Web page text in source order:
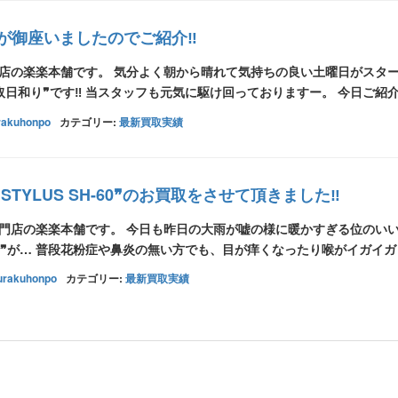
御座いましたのでご紹介‼
の楽楽本舗です。 気分よく朝から晴れて気持ちの良い土曜日がスタ
和り❞です‼ 当スタッフも元気に駆け回っておりますー。 今日ご紹
カテゴリー: 最新買取実績
SH-60❞のお買取をさせて頂きました‼
店の楽楽本舗です。 今日も昨日の大雨が嘘の様に暖かすぎる位のい
が… 普段花粉症や鼻炎の無い方でも、目が痒くなったり喉がイガイ
カテゴリー: 最新買取実績